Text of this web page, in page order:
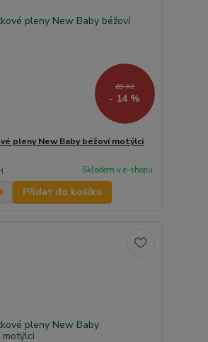
69 Kč
- 14 %
pleny New Baby béžoví motýlci
Skladem v e-shopu
Přidat do košíku